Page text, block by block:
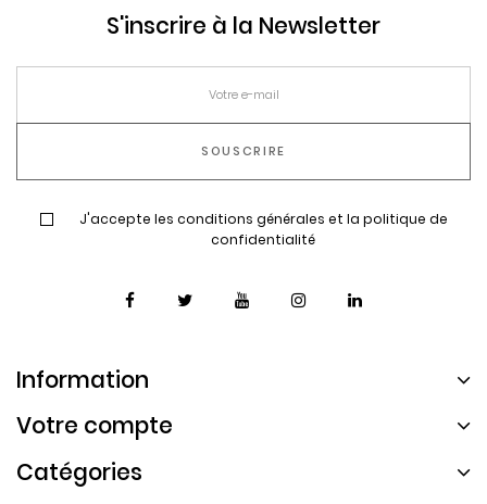
S'inscrire à la Newsletter
J'accepte les conditions générales et la politique de
confidentialité
Information
Votre compte
Catégories